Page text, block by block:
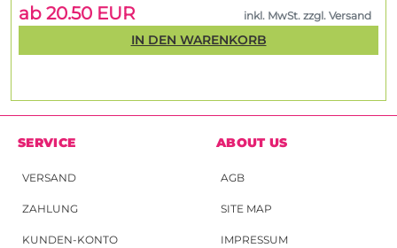
ab 20.50 EUR
inkl. MwSt. zzgl. Versand
IN DEN WARENKORB
SERVICE
VERSAND
ZAHLUNG
KUNDEN-KONTO
ABOUT US
AGB
SITE MAP
IMPRESSUM